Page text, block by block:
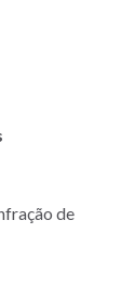
de